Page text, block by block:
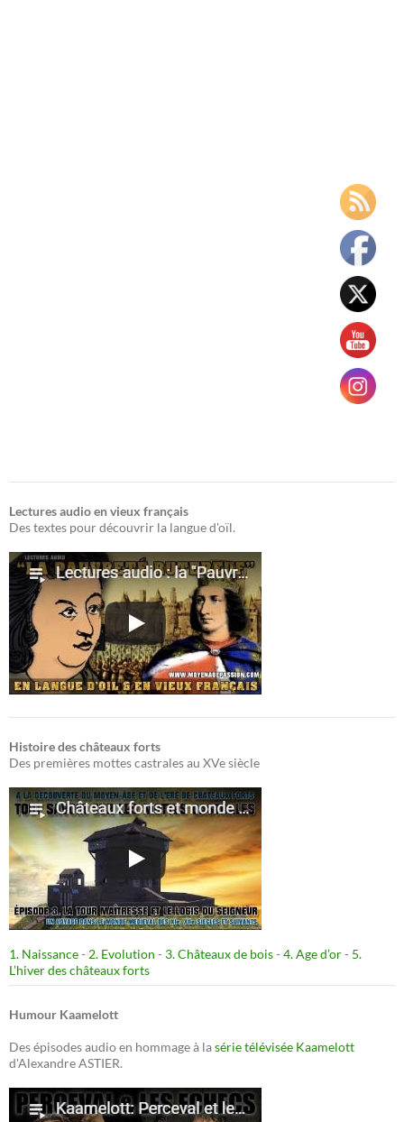
Lectures audio en vieux français
Des textes pour découvrir la langue d'oïl.
Histoire des châteaux forts
Des premières mottes castrales au XVe siècle
1. Naissance- 2. Evolution - 3. Châteaux de bois- 4. Age d’or- 5.
L’hiver des châteaux forts
Humour Kaamelott
Des épisodes audio en hommage à lasérie télévisée Kaamelott
d'Alexandre ASTIER.